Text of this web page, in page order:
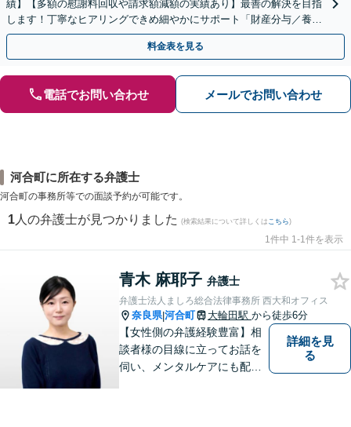
績】【多額の慰謝料回収や請求額減額の実績あり】最善の解決を目指
します！丁寧なヒアリングできめ細やかにサポート「財産分与／養育
費／婚姻費用／親権／面会交流／不貞の慰謝料請求ほか
料金表を見る
電話でお問い合わせ メールでお問い合わせ
河合町に所在する弁護士
河合町の事務所等での面談予約が可能です。
1 人の弁護士が見つかりました (検索結果について詳しくは こちら)
1件中 1-1件を表示
青木 麻耶子 弁護士
弁護士法人ましろ総合法律事務所 西大和オフィス
奈良県|河合町 大輪田駅 から徒歩6分
【女性側の弁護経験豊富】相
談者様の目線に立ってお話を
伺い、メンタルケアにも配慮
詳細を見
る